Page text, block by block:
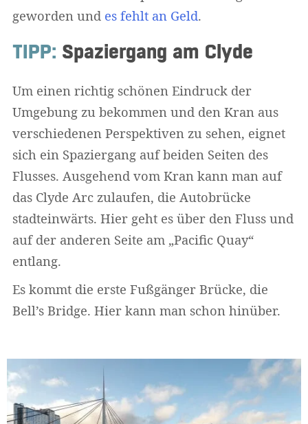
geworden und es fehlt an Geld.
TIPP: Spaziergang am Clyde
Um einen richtig schönen Eindruck der
Umgebung zu bekommen und den Kran aus
verschiedenen Perspektiven zu sehen, eignet
sich ein Spaziergang auf beiden Seiten des
Flusses. Ausgehend vom Kran kann man auf
das Clyde Arc zulaufen, die Autobrücke
stadteinwärts. Hier geht es über den Fluss und
auf der anderen Seite am „Pacific Quay“
entlang.
Es kommt die erste Fußgänger Brücke, die
Bell’s Bridge. Hier kann man schon hinüber.